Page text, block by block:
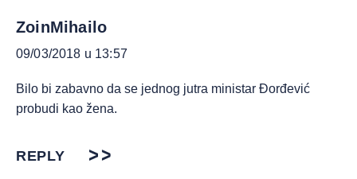
ZoinMihailo
09/03/2018 u 13:57
Bilo bi zabavno da se jednog jutra ministar Đorđević
probudi kao žena.
REPLY